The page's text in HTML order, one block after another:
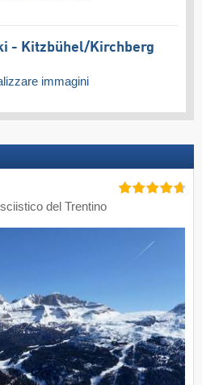
- Kitzbühel/​Kirchberg
immagini
del Trentino